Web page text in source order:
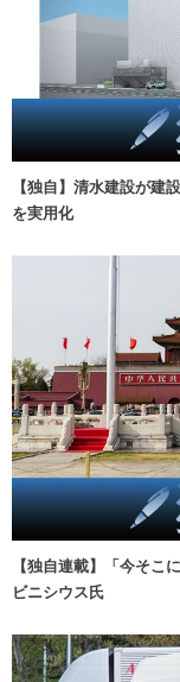
【独自】清水建設が建
を実用化
【独自連載】「今そ
ビニシウス氏